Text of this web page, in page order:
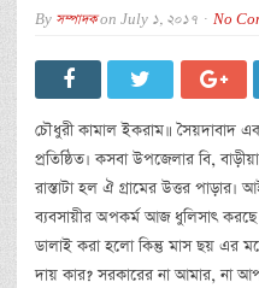
By সম্পাদকon July 1, 2017 No
চৌধুরী কামাল ইকরাম॥ সৈয়দাবাদ
প্রতিষ্ঠিত। কসবা উপজেলার বি,
রাস্তাটা হল ঐ গ্রামের উত্তর পাড়ার।
ব্যবসায়ীর অপকর্ম আজ ধুলিসাৎ করছে
ডালাই করা হলো কিন্তু মাস ছয় এর
দায় কার? সরকারের না আমার, না